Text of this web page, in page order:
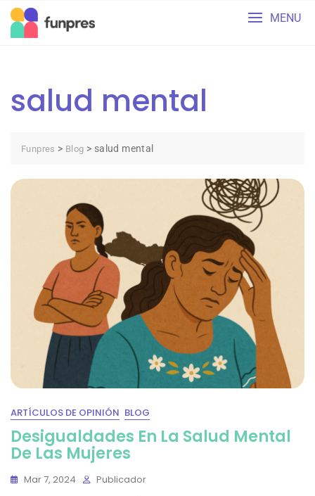
Skip
content
MENU
salud mental
Funpres > Blog > salud mental
ARTÍCULOS DE OPINIÓN BLOG
Desigualdades En La Salud Mental
De Las Mujeres
Mar 7, 2024 Publicador